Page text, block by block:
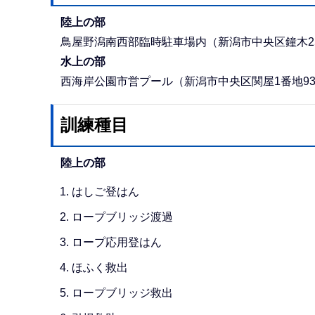
陸上の部
鳥屋野潟南西部臨時駐車場内（新潟市中央区鐘木
水上の部
西海岸公園市営プール（新潟市中央区関屋1番地93
訓練種目
陸上の部
はしご登はん
ロープブリッジ渡過
ロープ応用登はん
ほふく救出
ロープブリッジ救出